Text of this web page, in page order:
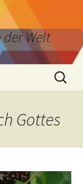
der Welt
Suchen
nach:
Gottes